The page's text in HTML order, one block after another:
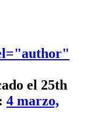
el 25th
4 marzo,